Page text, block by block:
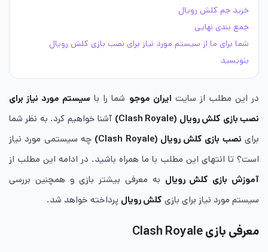
خرید جم کلش رویال
جمع بندی نهایی
شما برای ما از سیستم مورد نیاز برای نصب بازی کلش رویال
بنویسید
در این مطلب از سایت ایران موجو شما را با سیستم مورد نیاز برای
نصب بازی کلش رویال (Clash Royale)
آشنا خواهیم کرد. به نظر شما
برای نصب بازی کلش رویال (Clash Royale)
چه سیستمی مورد نیاز
است؟ تا انتهای این مطلب با ما همراه باشید. در ادامه این مطلب از
آموزش بازی کلش رویال به معرفی بیشتر بازی و همچنین بررسی
سیستم مورد نیاز برای بازی کلش رویال پرداخته خواهد شد.
معرفی بازی Clash Royale